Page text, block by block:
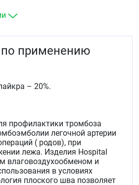
вмешательств.&nbsp
в послеродовой период.&nbsp
режиме в стационаре.
по применению
– 20%.
профилактики тромбоза
легочной артерии
( родов), при
лежа. Изделия Hospital
влаговоздухообменом и
в условиях
плоского шва позволяет